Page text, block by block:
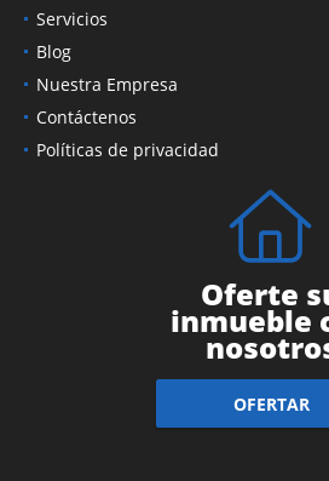
Servicios
Blog
Nuestra Empresa
Contáctenos
Políticas de privacidad
Oferte
inmueble
OFERTAR